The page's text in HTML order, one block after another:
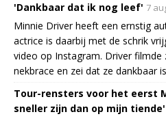
'Dankbaar dat ik nog leef' 7
Minnie Driver heeft een ernstig
actrice is daarbij met de schrik
video op Instagram. Driver filmde
nekbrace en zei dat ze dankbaar
Tour-rensters voor het eerst
sneller zijn dan op mijn tiende'